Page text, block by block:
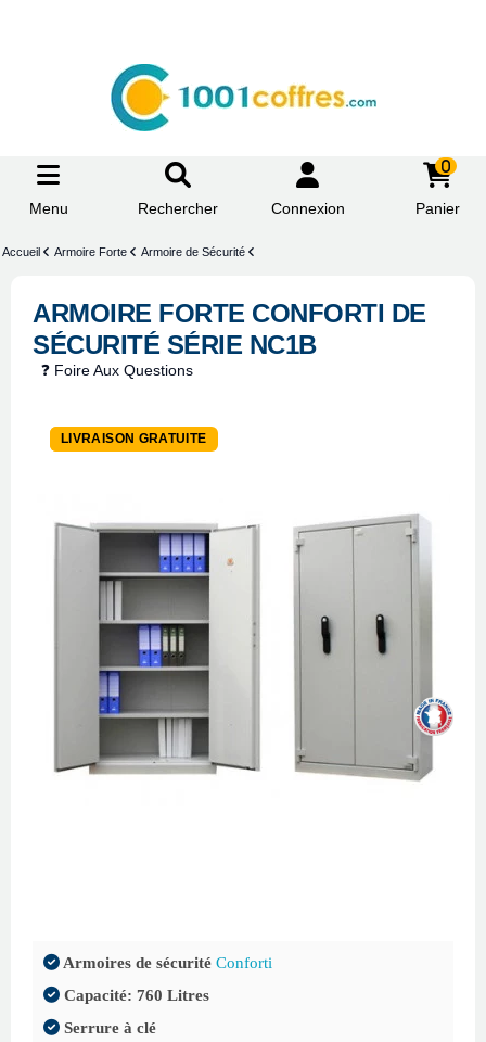
Menu Rechercher Connexion
0
Panier
Accueil Armoire Forte Armoire de Sécurité
ARMOIRE FORTE CONFORTI DE
SÉCURITÉ SÉRIE NC1B
❓ Foire Aux Questions
-14,5%
LIVRAISON GRATUITE
Armoires de sécurité Conforti
Capacité: 760 Litres
Serrure à clé